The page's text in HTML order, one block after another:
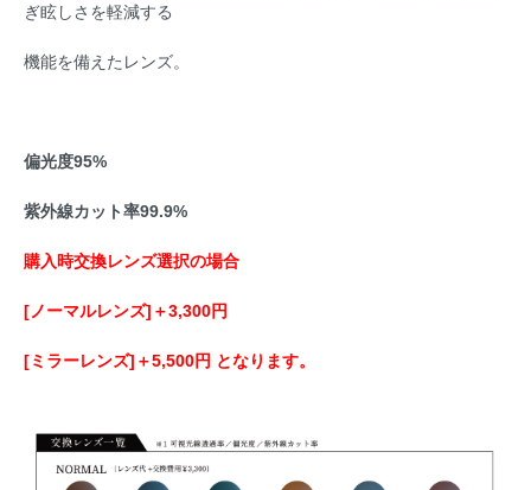
ぎ眩しさを軽減する
機能を備えたレンズ。
偏光度95%
紫外線カット率99.9%
購入時交換レンズ選択の場合
[ノーマルレンズ]＋3,300円
[ミラーレンズ]＋5,500円 となります。